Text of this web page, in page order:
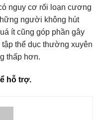
nguy cơ rối loạn cương
người không hút
ít cũng góp phần gây
thể dục thường xuyên
thấp hơn.
hỗ trợ.